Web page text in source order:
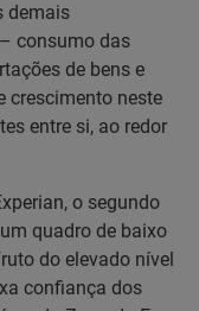
demais
consumo das
de bens e
crescimento neste
entre si, ao redor
o segundo
quadro de baixo
do elevado nível
confiança dos